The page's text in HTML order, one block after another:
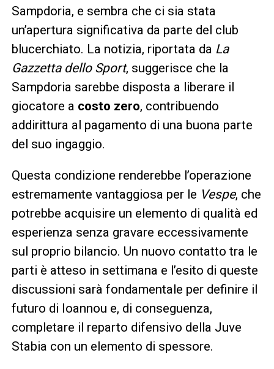
Sampdoria, e sembra che ci sia stata
un’apertura significativa da parte del club
blucerchiato. La notizia, riportata da La
Gazzetta dello Sport, suggerisce che la
Sampdoria sarebbe disposta a liberare il
giocatore a costo zero, contribuendo
addirittura al pagamento di una buona parte
del suo ingaggio.
Questa condizione renderebbe l’operazione
estremamente vantaggiosa per le Vespe, che
potrebbe acquisire un elemento di qualità ed
esperienza senza gravare eccessivamente
sul proprio bilancio. Un nuovo contatto tra le
parti è atteso in settimana e l’esito di queste
discussioni sarà fondamentale per definire il
futuro di Ioannou e, di conseguenza,
completare il reparto difensivo della Juve
Stabia con un elemento di spessore.